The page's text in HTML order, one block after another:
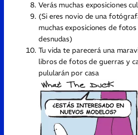
Verás muchas exposiciones
(Si eres novio de una
muchas exposiciones de
desnudas)
Tu vida te parecerá una
libros de fotos de guerras y
pulularán por casa